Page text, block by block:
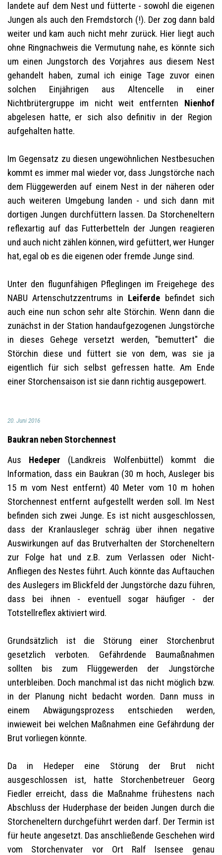
landete auf dem Nest und fütterte - sowohl die eigenen
Jungen als auch den Fremdstorch (!). Der zog dann bald
weiter und kam auch nicht mehr zurück. Hier liegt auch
ohne Ringnachweis die Vermutung nahe, es könnte sich
um einen Jungstorch des Vorjahres aus diesem Nest
gehandelt haben, zumal ich einige Tage zuvor einen
solchen Einjährigen aus Altencelle in einer
Nichtbrütergruppe im nicht weit entfernten Nienhof
abgelesen hatte, er sich also definitiv in der Region
aufgehalten hatte.
Im Gegensatz zu diesen ungewöhnlichen Nestbesuchen
kommt es immer mal wieder vor, dass Jungstörche nach
dem Flüggewerden auf einem Nest in der näheren oder
auch weiteren Umgebung landen - und sich dann mit
dortigen Jungen durchfüttern lassen. Da Storcheneltern
reflexartig auf das Futterbetteln der Jungen reagieren
und auch nicht zählen können, wird gefüttert, wer Hunger
hat, egal ob es die eigenen oder fremde Junge sind.
Unter den flugunfähigen Pfleglingen im Freigehege des
NABU Artenschutzzentrums in Leiferde befindet sich
auch eine nun schon sehr alte Störchin. Wenn dann die
zunächst in der Station handaufgezogenen Jungstörche
in dieses Gehege versetzt werden, "bemuttert" die
Störchin diese und füttert sie von dem, was sie ja
eigentlich für sich selbst gefressen hatte. Am Ende
einer Storchensaison ist sie dann richtig ausgepowert.
20. Juni 2016
Baukran neben Storchennest
Aus Hedeper (Landkreis Wolfenbüttel) kommt die
Information, dass ein Baukran (30 m hoch, Ausleger bis
15 m vom Nest entfernt) 40 Meter vom 10 m hohen
Storchennest entfernt aufgestellt werden soll. Im Nest
befinden sich zwei Junge. Es ist nicht ausgeschlossen,
dass der Kranlausleger schräg über ihnen negative
Auswirkungen auf das Brutverhalten der Storcheneltern
zur Folge hat und z.B. zum Verlassen oder Nicht-
Anfliegen des Nestes führt. Auch könnte das Auftauchen
des Auslegers im Blickfeld der Jungstörche dazu führen,
dass bei ihnen - eventuell sogar häufiger - der
Totstellreflex aktiviert wird.
Grundsätzlich ist die Störung einer Storchenbrut
gesetzlich verboten. Gefährdende Baumaßnahmen
sollten bis zum Flüggewerden der Jungstörche
unterbleiben. Doch manchmal ist das nicht möglich bzw.
in der Planung nicht bedacht worden. Dann muss in
einem Abwägungsprozess entschieden werden,
inwieweit bei welchen Maßnahmen eine Gefährdung der
Brut vorliegen könnte.
Da in Hedeper eine Störung der Brut nicht
ausgeschlossen ist, hatte Storchenbetreuer Georg
Fiedler erreicht, dass die Maßnahme frühestens nach
Abschluss der Huderphase der beiden Jungen durch die
Storcheneltern durchgeführt werden darf. Der Termin ist
für heute angesetzt. Das anschließende Geschehen wird
vom Storchenvater vor Ort Ralf Isensee genau